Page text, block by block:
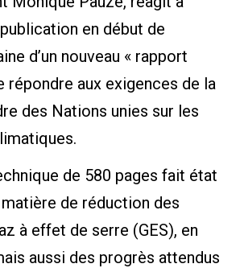
en début de
d’un nouveau « rapport
répondre aux exigences de la
des Nations unies sur les
de 580 pages fait état
de réduction des
à effet de serre (GES), en
aussi des progrès attendus